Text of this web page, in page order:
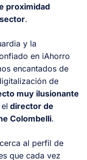
proximidad
.
y la
en iAhorro
encantados de
de
muy ilusionante
director de
Colombelli.
al perfil de
que cada vez